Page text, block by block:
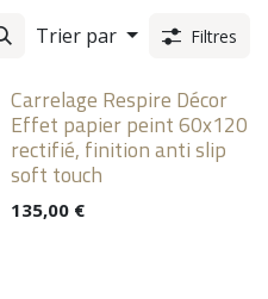
Trier par Filtres
Carrelage Respire Décor
Effet papier peint 60x120
rectifié, finition anti slip
soft touch
135,00€